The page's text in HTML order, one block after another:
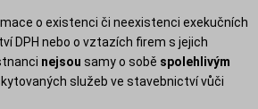
o existenci či neexistenci exekučních
DPH nebo o vztazích firem s jejich
nejsou samy o sobě spolehlivým
služeb ve stavebnictví vůči